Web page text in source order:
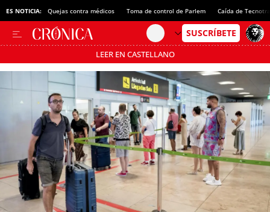
ES NOTICIA: Quejas contra médicos Toma de control de Parlem Caída de
LEER EN CASTELLANO
Pásate al MODO AHORRO